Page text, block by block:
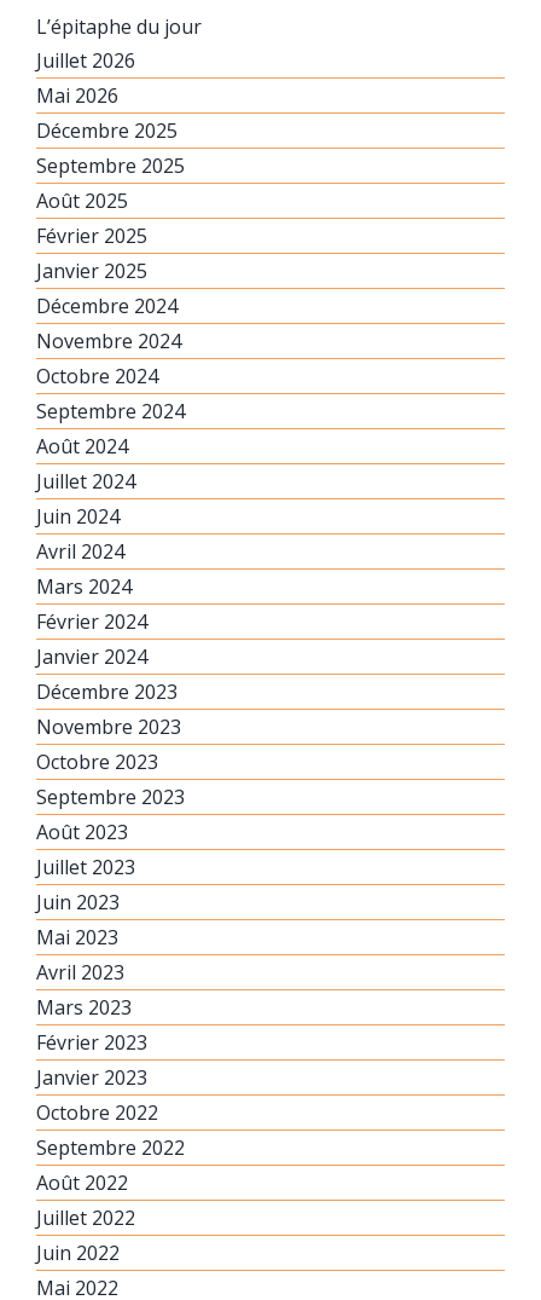
L’épitaphe du jour
Juillet 2026
Mai 2026
Décembre 2025
Septembre 2025
Août 2025
Février 2025
Janvier 2025
Décembre 2024
Novembre 2024
Octobre 2024
Septembre 2024
Août 2024
Juillet 2024
Juin 2024
Avril 2024
Mars 2024
Février 2024
Janvier 2024
Décembre 2023
Novembre 2023
Octobre 2023
Septembre 2023
Août 2023
Juillet 2023
Juin 2023
Mai 2023
Avril 2023
Mars 2023
Février 2023
Janvier 2023
Octobre 2022
Septembre 2022
Août 2022
Juillet 2022
Juin 2022
Mai 2022